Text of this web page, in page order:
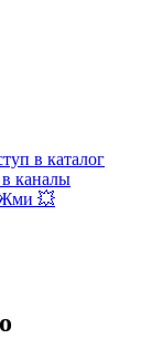
в каталог
каналы
Жми 💥